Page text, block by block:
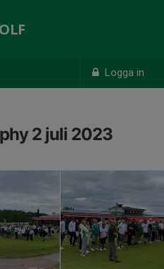
Logga in
2 juli 2023